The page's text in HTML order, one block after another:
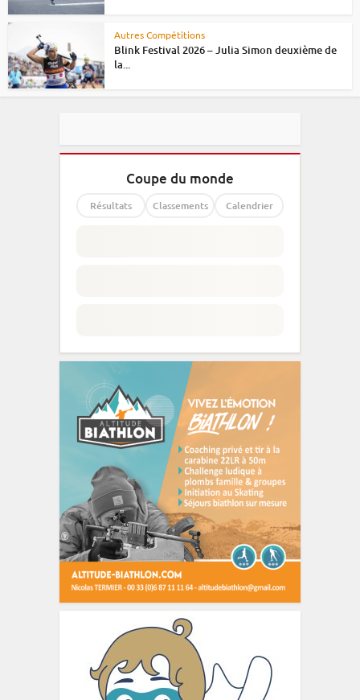
Autres Compétitions
Blink Festival 2026 – Julia Simon deuxième de
la...
Coupe du monde
Résultats Classements Calendrier